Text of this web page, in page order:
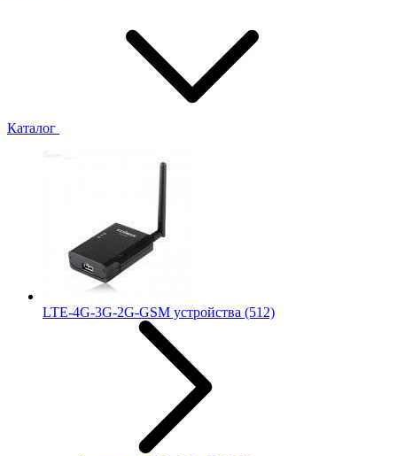
Каталог
LTE-4G-3G-2G-GSM устройства (512)